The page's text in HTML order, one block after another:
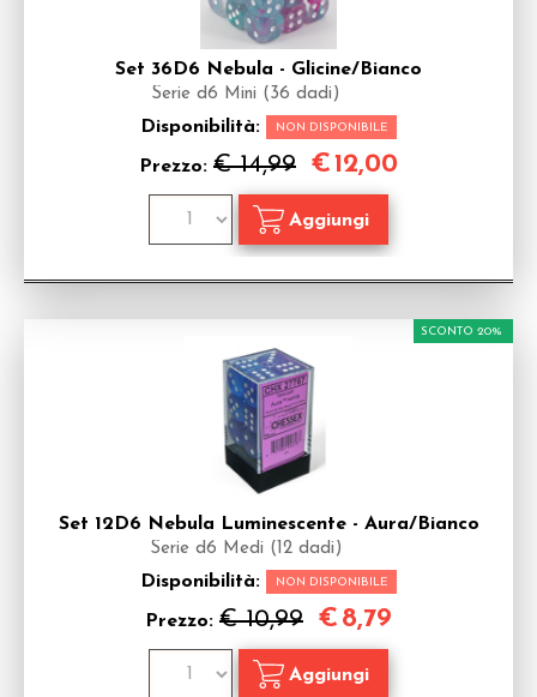
Set 36D6 Nebula - Glicine/Bianco
Serie d6 Mini (36 dadi)
Disponibilità: NON DISPONIBILE
Prezzo: € 14,99 €12,00
Set 12D6 Nebula Luminescente - Aura/Bianco
Serie d6 Medi (12 dadi)
Disponibilità: NON DISPONIBILE
Prezzo: € 10,99
SCONTO 20%
€ 8,79